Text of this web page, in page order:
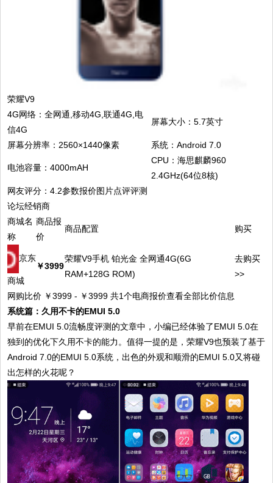
荣耀V9
4G网络：全网通,移动4G,联通4G,电
信4G
屏幕大小：5.7英寸
屏幕分辨率：2560×1440像素 系统：Android 7.0
电池容量：4000mAH
CPU：海思麒麟960
2.4GHz(64位8核)
网友评分：4.2参数报价图片点评评测
论坛经销商
商城名
称
商品报
价
商品配置 购买
京东
商城
￥3999
荣耀V9手机 铂光金 全网通4G(6G
RAM+128G ROM)
去购买
>>
网购比价 ￥3999 - ￥3999 共1个电商报价查看全部比价信息
系统篇：久用不卡的EMUI 5.0
早前在EMUI 5.0流畅度评测的文章中，小编已经体验了EMUI 5.0在
独到的优化下久用不卡的能力。值得一提的是，荣耀V9也预装了基于
Android 7.0的EMUI 5.0系统，出色的外观和顺滑的EMUI 5.0又将碰
出怎样的火花呢？